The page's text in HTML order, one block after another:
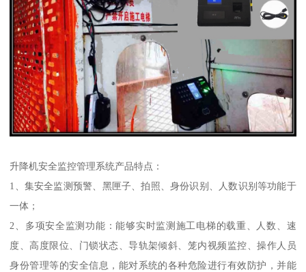
升降机安全监控管理系统产品特点：
1、集安全监测预警、黑匣子、拍照、身份识别、人数识别等功能于
一体；
2、多项安全监测功能：能够实时监测施工电梯的载重、人数、速
度、高度限位、门锁状态、导轨架倾斜、笼内视频监控、操作人员
身份管理等的安全信息，能对系统的各种危险进行有效防护，并能